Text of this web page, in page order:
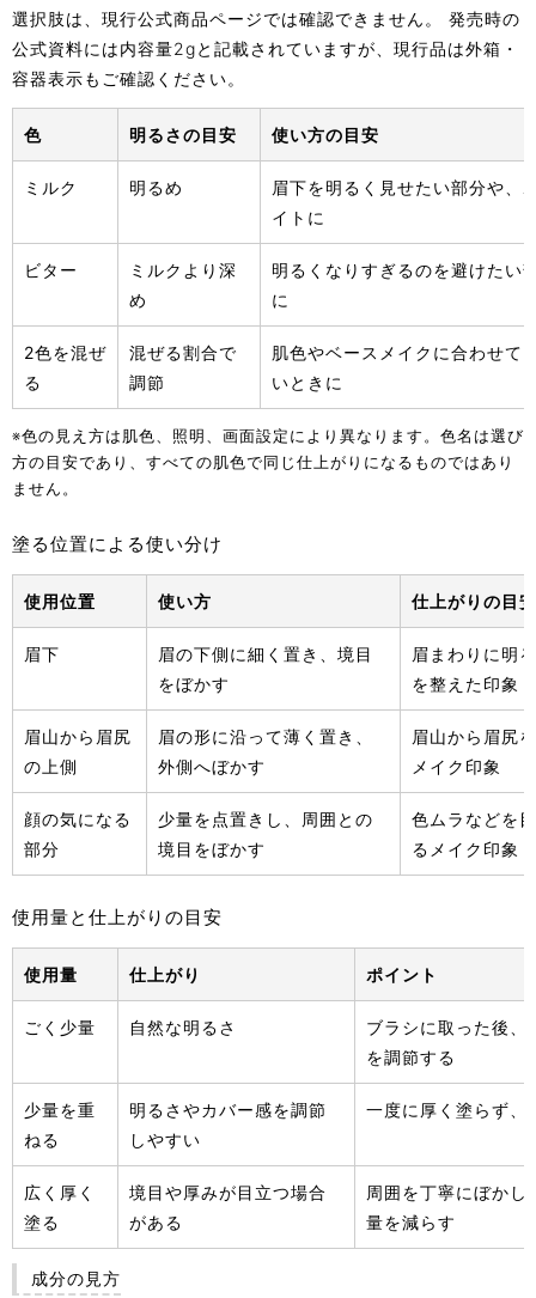
選択肢は、現行公式商品ページでは確認できません。 発売時の
公式資料には内容量2gと記載されていますが、現行品は外箱・
容器表示もご確認ください。
色 明るさの目安 使い方の目安
ミルク 明るめ
眉下を明るく見せたい部分や、
イトに
ビター
ミルクより深
め
明るくなりすぎるのを避けたい
に
2色を混ぜ
る
混ぜる割合で
調節
肌色やベースメイクに合わせて
いときに
※色の見え方は肌色、照明、画面設定により異なります。色名は選び
方の目安であり、すべての肌色で同じ仕上がりになるものではあり
ません。
塗る位置による使い分け
使用位置 使い方 仕上がりの目安
眉下
眉の下側に細く置き、境目
をぼかす
眉まわりに明
を整えた印象
眉山から眉尻
の上側
眉の形に沿って薄く置き、
外側へぼかす
眉山から眉尻
メイク印象
顔の気になる
部分
少量を点置きし、周囲との
境目をぼかす
色ムラなどを
るメイク印象
使用量と仕上がりの目安
使用量 仕上がり ポイント
ごく少量 自然な明るさ
ブラシに取った後、
を調節する
少量を重
ねる
明るさやカバー感を調節
しやすい
一度に厚く塗らず、
広く厚く
塗る
境目や厚みが目立つ場合
がある
周囲を丁寧にぼかし
量を減らす
成分の見方